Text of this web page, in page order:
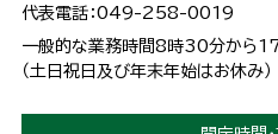
代表電話：049-258-0019
一般的な業務時間8時30分から
（土日祝日及び年末年始はお休み）